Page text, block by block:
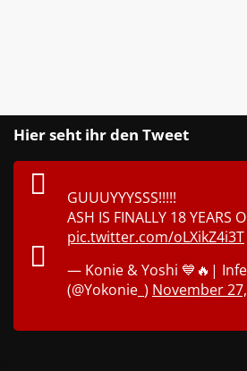
Hier seht ihr den Tweet
GUUUYYYSSS!!!!!
ASH IS FINALLY 18 YEARS
pic.twitter.com/oLXikZ4i3T
— Konie & Yoshi 💙🔥|
(@Yokonie_) November